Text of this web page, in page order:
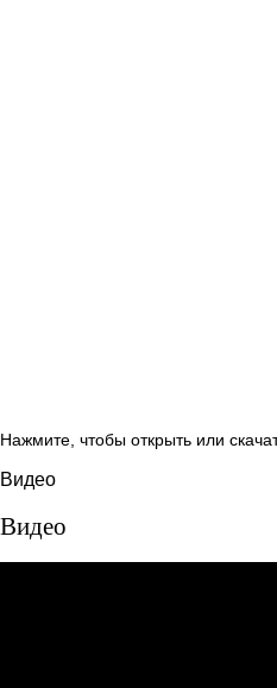
Нажмите, чтобы открыть или
Видео
Видео